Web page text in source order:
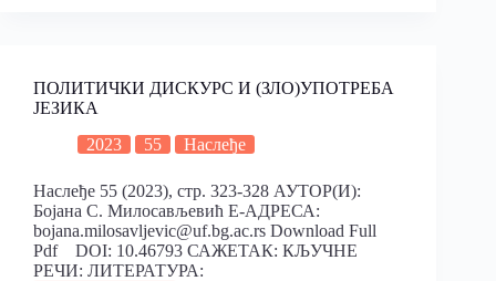
ПОЛИТИЧКИ ДИСКУРС И (ЗЛО)УПОТРЕБА
ЈЕЗИКА
2023
55 Наслеђе
Наслеђе 55 (2023), стр. 323-328 АУТОР(И):
Бојана С. Милосављевић Е-АДРЕСА:
bojana.milosavljevic@uf.bg.ac.rs Download Full
Pdf DOI: 10.46793 САЖЕТАК: КЉУЧНЕ
РЕЧИ: ЛИТЕРАТУРА: